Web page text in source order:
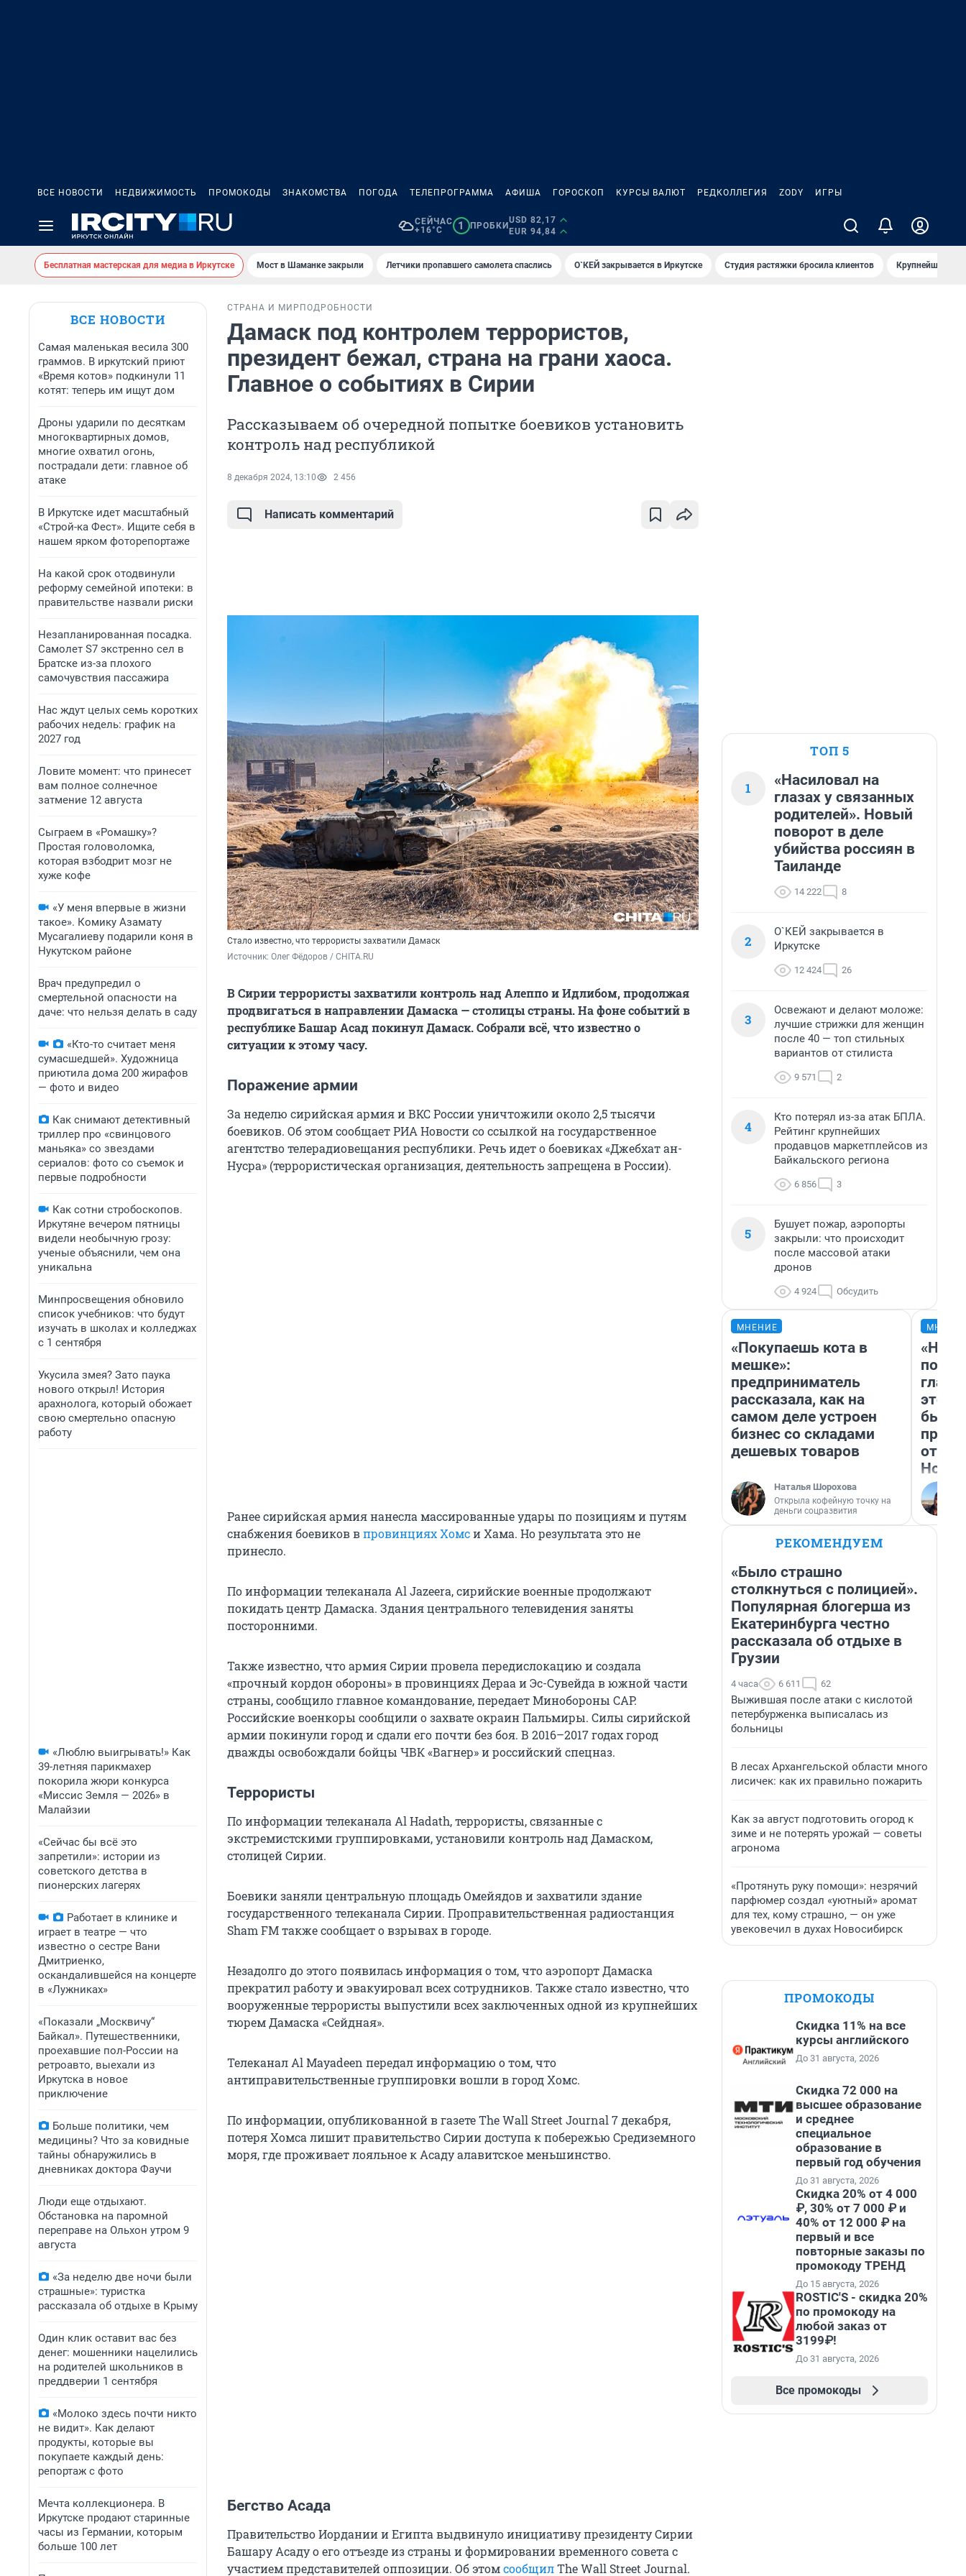
ВСЕ НОВОСТИ НЕДВИЖИМОСТЬ ПРОМОКОДЫ ЗНАКОМСТВА ПОГОДА ТЕЛЕПРОГРАММА АФИША ГОРОСКОП КУРСЫ ВАЛЮТ РЕДКОЛЛЕГИЯ ZODY ИГРЫ
СЕЙЧАС
+16°C
1 ПРОБКИ
USD 82,17
EUR 94,84
Бесплатная мастерская для медиа в Иркутске Мост в Шаманке закрыли Летчики пропавшего самолета спаслись О`КЕЙ закрывается в Иркутске Студия растяжки бросила клиентов Крупнейшие
ВСЕ НОВОСТИ
Самая маленькая весила 300
граммов. В иркутский приют
«Время котов» подкинули 11
котят: теперь им ищут дом
Дроны ударили по десяткам
многоквартирных домов,
многие охватил огонь,
пострадали дети: главное об
атаке
В Иркутске идет масштабный
«Строй-ка Фест». Ищите себя в
нашем ярком фоторепортаже
На какой срок отодвинули
реформу семейной ипотеки: в
правительстве назвали риски
Незапланированная посадка.
Самолет S7 экстренно сел в
Братске из-за плохого
самочувствия пассажира
Нас ждут целых семь коротких
рабочих недель: график на
2027 год
Ловите момент: что принесет
вам полное солнечное
затмение 12 августа
Сыграем в «Ромашку»?
Простая головоломка,
которая взбодрит мозг не
хуже кофе
«У меня впервые в жизни
такое». Комику Азамату
Мусагалиеву подарили коня в
Нукутском районе
Врач предупредил о
смертельной опасности на
даче: что нельзя делать в саду
«Кто-то считает меня
сумасшедшей». Художница
приютила дома 200 жирафов
— фото и видео
Как снимают детективный
триллер про «свинцового
маньяка» со звездами
сериалов: фото со съемок и
первые подробности
Как сотни стробоскопов.
Иркутяне вечером пятницы
видели необычную грозу:
ученые объяснили, чем она
уникальна
Минпросвещения обновило
список учебников: что будут
изучать в школах и колледжах
с 1 сентября
Укусила змея? Зато паука
нового открыл! История
арахнолога, который обожает
свою смертельно опасную
работу
«Люблю выигрывать!» Как
39-летняя парикмахер
покорила жюри конкурса
«Миссис Земля — 2026» в
Малайзии
«Сейчас бы всё это
запретили»: истории из
советского детства в
пионерских лагерях
Работает в клинике и
играет в театре — что
известно о сестре Вани
Дмитриенко,
оскандалившейся на концерте
в «Лужниках»
«Показали „Москвичу“
Байкал». Путешественники,
проехавшие пол-России на
ретроавто, выехали из
Иркутска в новое
приключение
Больше политики, чем
медицины? Что за ковидные
тайны обнаружились в
дневниках доктора Фаучи
Люди еще отдыхают.
Обстановка на паромной
переправе на Ольхон утром 9
августа
«За неделю две ночи были
страшные»: туристка
рассказала об отдыхе в Крыму
Один клик оставит вас без
денег: мошенники нацелились
на родителей школьников в
преддверии 1 сентября
«Молоко здесь почти никто
не видит». Как делают
продукты, которые вы
покупаете каждый день:
репортаж с фото
Мечта коллекционера. В
Иркутске продают старинные
часы из Германии, которым
больше 100 лет
СТРАНА И МИР ПОДРОБНОСТИ
Дамаск под контролем террористов,
президент бежал, страна на грани хаоса.
Главное о событиях в Сирии
Рассказываем об очередной попытке боевиков установить
контроль над республикой
8 декабря 2024, 13:10 2 456
Написать комментарий
Стало известно, что террористы захватили Дамаск
Источник: Олег Фёдоров / CHITA.RU
В Сирии террористы захватили контроль над Алеппо и Идлибом, продолжая
продвигаться в направлении Дамаска — столицы страны. На фоне событий в
республике Башар Асад покинул Дамаск. Собрали всё, что известно о
ситуации к этому часу.
Поражение армии
За неделю сирийская армия и ВКС России уничтожили около 2,5 тысячи
боевиков. Об этом сообщает РИА Новости со ссылкой на государственное
агентство телерадиовещания республики. Речь идет о боевиках «Джебхат ан-
Нусра» (террористическая организация, деятельность запрещена в России).
Ранее сирийская армия нанесла массированные удары по позициям и путям
снабжения боевиков впровинциях Хомси Хама. Но результата это не
принесло.
По информации телеканала Al Jazeera, сирийские военные продолжают
покидать центр Дамаска. Здания центрального телевидения заняты
посторонними.
Также известно, что армия Сирии провела передислокацию и создала
«прочный кордон обороны» в провинциях Дераа и Эс-Сувейда в южной части
страны, сообщило главное командование, передает Минобороны САР.
Российские военкоры сообщили о захвате окраин Пальмиры. Силы сирийской
армии покинули город и сдали его почти без боя. В 2016–2017 годах город
дважды освобождали бойцы ЧВК «Вагнер» и российский спецназ.
Террористы
По информации телеканала Al Hadath, террористы, связанные с
экстремистскими группировками, установили контроль над Дамаском,
столицей Сирии.
Боевики заняли центральную площадь Омейядов и захватили здание
государственного телеканала Сирии. Проправительственная радиостанция
Sham FM также сообщает о взрывах в городе.
Незадолго до этого появилась информация о том, что аэропорт Дамаска
прекратил работу и эвакуировал всех сотрудников. Также стало известно, что
вооруженные террористы выпустили всех заключенных одной из крупнейших
тюрем Дамаска «Сейдная».
Телеканал Al Mayadeen передал информацию о том, что
антиправительственные группировки вошли в город Хомс.
По информации, опубликованной в газете The Wall Street Journal 7 декабря,
потеря Хомса лишит правительство Сирии доступа к побережью Средиземного
моря, где проживает лояльное к Асаду алавитское меньшинство.
Бегство Асада
Правительство Иордании и Египта выдвинуло инициативу президенту Сирии
Башару Асаду о его отъезде из страны и формировании временного совета с
участием представителей оппозиции. Об этомсообщилThe Wall Street Journal.
ТОП 5
1
«Насиловал на
глазах у связанных
родителей». Новый
поворот в деле
убийства россиян в
Таиланде
14 222 8
2
О`КЕЙ закрывается в
Иркутске
12 424 26
3
Освежают и делают моложе:
лучшие стрижки для женщин
после 40 — топ стильных
вариантов от стилиста
9 571 2
4
Кто потерял из-за атак БПЛА.
Рейтинг крупнейших
продавцов маркетплейсов из
Байкальского региона
6 856 3
5
Бушует пожар, аэропорты
закрыли: что происходит
после массовой атаки
дронов
4 924 Обсудить
МНЕНИЕ
«Покупаешь кота в
мешке»:
предприниматель
рассказала, как на
самом деле устроен
бизнес со складами
дешевых товаров
Наталья Шорохова
Открыла кофейную точку на
деньги соцразвития
этого
бьет
РЕКОМЕНДУЕМ
«Было страшно
столкнуться с полицией».
Популярная блогерша из
Екатеринбурга честно
рассказала об отдыхе в
Грузии
4 часа 6 611 62
Выжившая после атаки с кислотой
петербурженка выписалась из
больницы
В лесах Архангельской области много
лисичек: как их правильно пожарить
Как за август подготовить огород к
зиме и не потерять урожай — советы
агронома
«Протянуть руку помощи»: незрячий
парфюмер создал «уютный» аромат
для тех, кому страшно, — он уже
увековечил в духах Новосибирск
ПРОМОКОДЫ
Скидка 11% на все
курсы английского
До 31 августа, 2026
Скидка 72 000 на
высшее образование
и среднее
специальное
образование в
первый год обучения
До 31 августа, 2026
Скидка 20% от 4 000
₽, 30% от 7 000 ₽ и
40% от 12 000 ₽ на
первый и все
повторные заказы по
промокоду ТРЕНД
До 15 августа, 2026
ROSTIC'S - скидка 20%
по промокоду на
любой заказ от
3199₽!
До 31 августа, 2026
Все промокоды